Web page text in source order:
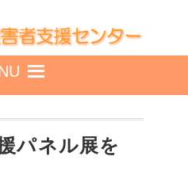
パネル展を